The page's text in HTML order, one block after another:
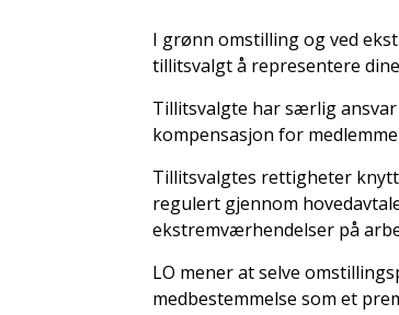
I grønn omstilling og ved
tillitsvalgt å representere
Tillitsvalgte har særlig
kompensasjon for
Tillitsvalgtes rettigheter
regulert gjennom
ekstremværhendelser på
LO mener at selve
medbestemmelse som et